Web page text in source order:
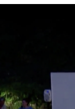
DELLA